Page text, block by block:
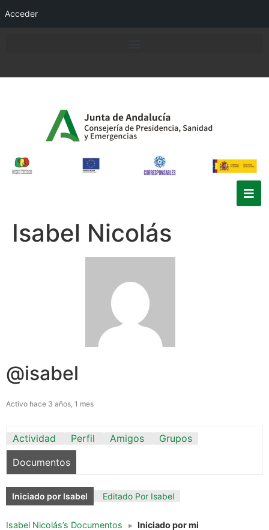
Acceder
Isabel Nicolás
@isabel
Activo hace 3 años, 1 mes
Actividad Perfil Amigos
Grupos
Documentos
Iniciado por Isabel Editado Por Isabel
Isabel Nicolás’s Documentos ▸ Iniciado por mi